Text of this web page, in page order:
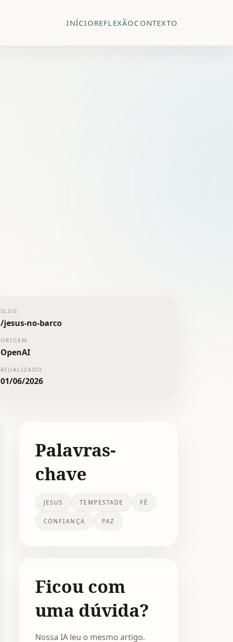
INÍCIOREFLEXÃOCONTEXTO
SLUG
/jesus-no-barco
ORIGEM
OpenAI
ATUALIZADO
01/06/2026
Palavras-
chave
JESUS TEMPESTADE FÉ
CONFIANÇA PAZ
Ficou com
uma dúvida?
Nossa IA leu o mesmo artigo.